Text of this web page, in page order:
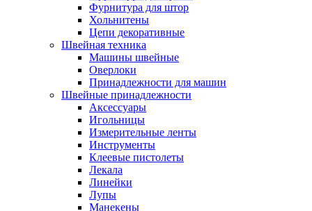
Фурнитура для штор
Хольнитены
Цепи декоративные
Швейная техника
Машины швейные
Оверлоки
Принадлежности для машин
Швейные принадлежности
Аксессуары
Игольницы
Измерительные ленты
Инструменты
Клеевые пистолеты
Лекала
Линейки
Лупы
Манекены